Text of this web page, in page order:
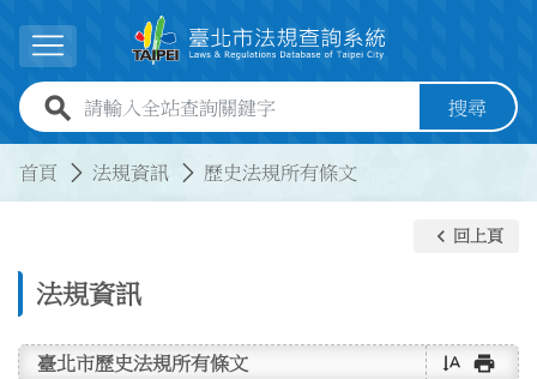
展開選單
全站查詢關鍵字欄位 搜尋
首頁 法規資訊 歷史法規所有條文
法規資訊
keyboard_arrow_left 回上頁
臺北市歷史法規所有條文 text_rotate_vertical print